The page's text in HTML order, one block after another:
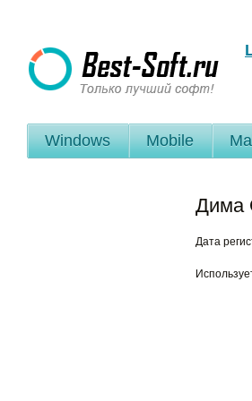
Windows Mobile
Дима
Дата